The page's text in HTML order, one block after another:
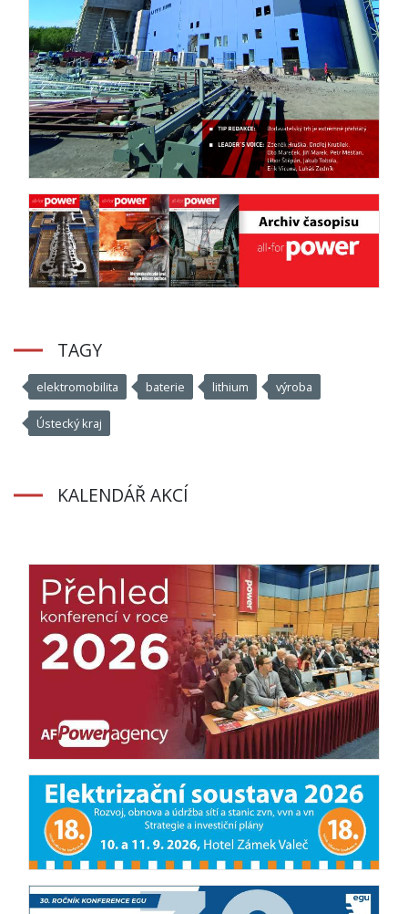
TAGY
elektromobilita baterie lithium výroba
Ústecký kraj
KALENDÁŘ AKCÍ